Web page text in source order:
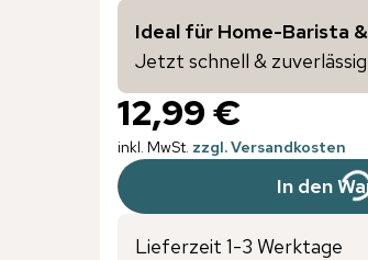
Ideal für Home-Barista
Jetzt schnell &
12,99 €
inkl. MwSt. zzgl. Versandkosten
In den
Lieferzeit 1-3 Werktage